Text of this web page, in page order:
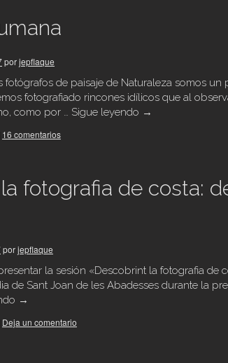
porjepflaque
fotógrafos de paisaje de Naturaleza somos
fotografiado rincones idílicos que al
como por … Sigue leyendo →
16 comentarios
fotografia de costa:
porjepflaque
la sesión «Descobrint la fotografia de
de Sant Joan de les Abadesses durante la
→
Deja un comentario